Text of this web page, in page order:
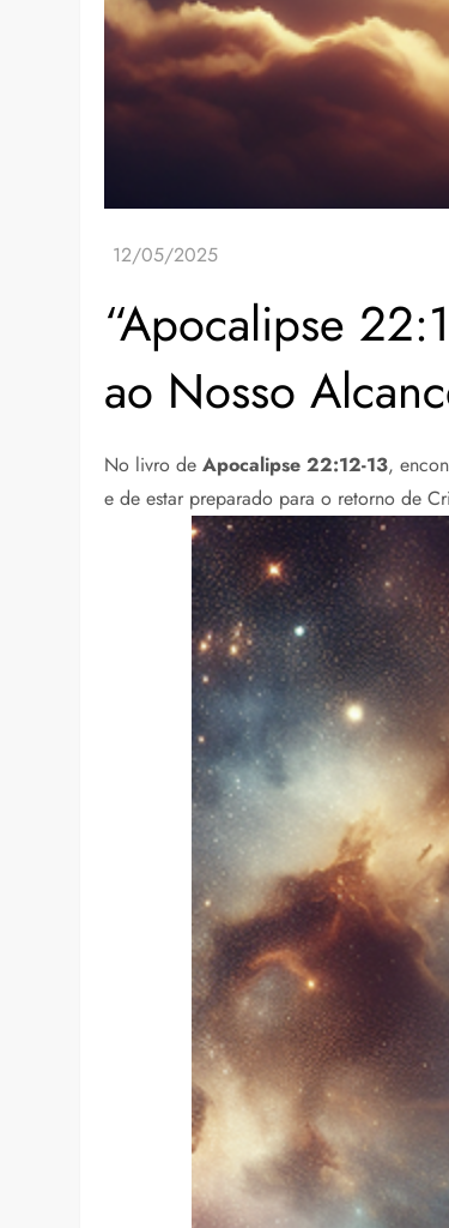
“Apocalipse
ao Nosso
No livro deApocalipse 22:12-13,
e de estar preparado para o retorno de